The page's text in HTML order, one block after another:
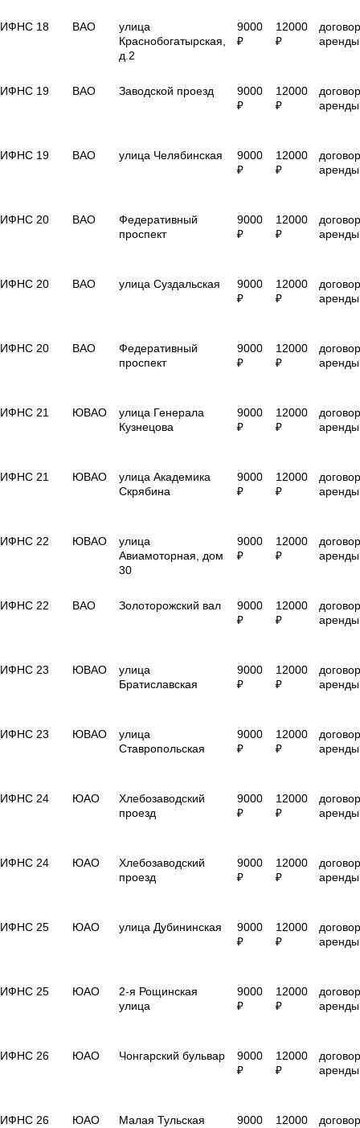
ИФНС 18 ВАО
улица
Краснобогатырская,
д.2
9000
₽
12000
₽
договор
аренды
ИФНС 19 ВАО Заводской проезд
9000
₽
12000
₽
договор
аренды
ИФНС 19 ВАО улица Челябинская
9000
₽
12000
₽
договор
аренды
ИФНС 20 ВАО
Федеративный
проспект
9000
₽
12000
₽
договор
аренды
ИФНС 20 ВАО улица Суздальская
9000
₽
12000
₽
договор
аренды
ИФНС 20 ВАО
Федеративный
проспект
9000
₽
12000
₽
договор
аренды
ИФНС 21 ЮВАО
улица Генерала
Кузнецова
9000
₽
12000
₽
договор
аренды
ИФНС 21 ЮВАО
улица Академика
Скрябина
9000
₽
12000
₽
договор
аренды
ИФНС 22 ЮВАО
улица
Авиамоторная, дом
30
9000
₽
12000
₽
договор
аренды
ИФНС 22 ВАО Золоторожский вал
9000
₽
12000
₽
договор
аренды
ИФНС 23 ЮВАО
улица
Братиславская
9000
₽
12000
₽
договор
аренды
ИФНС 23 ЮВАО
улица
Ставропольская
9000
₽
12000
₽
договор
аренды
ИФНС 24 ЮАО
Хлебозаводский
проезд
9000
₽
12000
₽
договор
аренды
ИФНС 24 ЮАО
Хлебозаводский
проезд
9000
₽
12000
₽
договор
аренды
ИФНС 25 ЮАО улица Дубининская
9000
₽
12000
₽
договор
аренды
ИФНС 25 ЮАО
2-я Рощинская
улица
9000
₽
12000
₽
договор
аренды
ИФНС 26 ЮАО Чонгарский бульвар
9000
₽
12000
₽
договор
аренды
ИФНС 26 ЮАО Малая Тульская
9000
12000
договор